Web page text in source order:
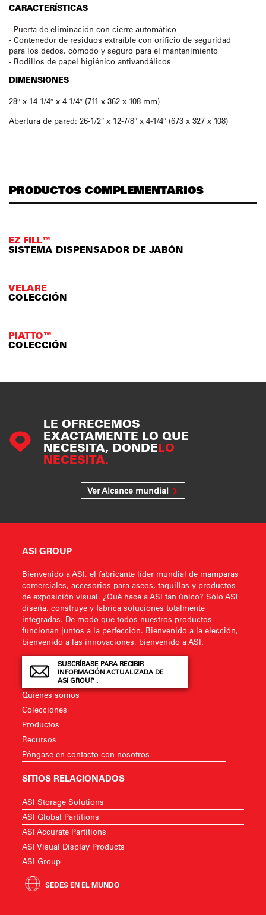
CARACTERÍSTICAS
- Puerta de eliminación con cierre automático
- Contenedor de residuos extraíble con orificio de seguridad
para los dedos, cómodo y seguro para el mantenimiento
- Rodillos de papel higiénico antivandálicos
DIMENSIONES
28″ x 14-1/4″ x 4-1/4″ (711 x 362 x 108 mm)
Abertura de pared: 26-1/2″ x 12-7/8″ x 4-1/4″ (673 x 327 x 108)
PRODUCTOS COMPLEMENTARIOS
EZ FILL™
SISTEMA DISPENSADOR DE JABÓN
VELARE
COLECCIÓN
PIATTO™
COLECCIÓN
LE OFRECEMOS
EXACTAMENTE LO QUE
NECESITA, DONDELO
NECESITA.
Ver Alcance mundial
ASI GROUP
Bienvenido a ASI, el fabricante líder mundial de mamparas
comerciales, accesorios para aseos, taquillas y productos
de exposición visual. ¿Qué hace a ASI tan único? Sólo ASI
diseña, construye y fabrica soluciones totalmente
integradas. De modo que todos nuestros productos
funcionan juntos a la perfección. Bienvenido a la elección,
bienvenido a las innovaciones, bienvenido a ASI.
SUSCRÍBASE PARA RECIBIR
INFORMACIÓN ACTUALIZADA DE
ASI GROUP .
Quiénes somos
Colecciones
Productos
Recursos
Póngase en contacto con nosotros
SITIOS RELACIONADOS
ASI Storage Solutions
ASI Global Partitions
ASI Accurate Partitions
ASI Visual Display Products
ASI Group
SEDES EN EL MUNDO